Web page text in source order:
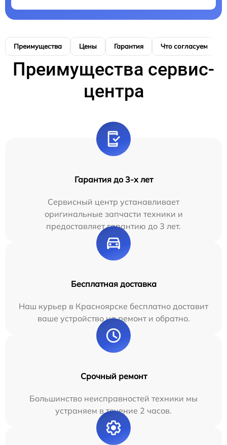
Преимущества Цены Гарантия Что согласуем
Преимущества сервис-
центра
Гарантия до 3-х лет
Сервисный центр устанавливает
оригинальные запчасти техники и
предоставляет гарантию до 3 лет.
Бесплатная доставка
Наш курьер в Красноярске бесплатно доставит
ваше устройство на ремонт и обратно.
Срочный ремонт
Большинство неисправностей техники мы
устраняем в течение 2 часов.